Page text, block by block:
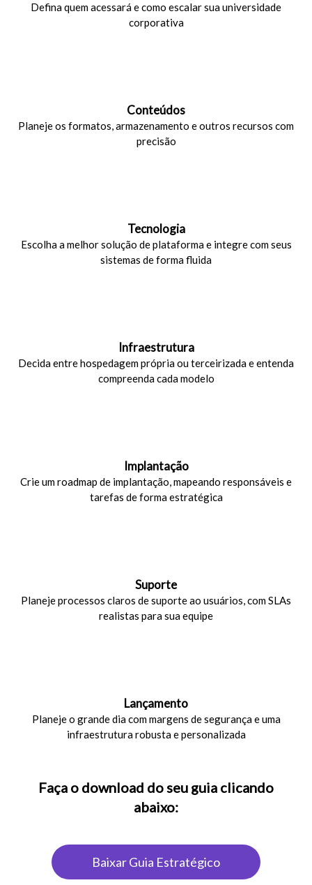
Defina quem acessará e como escalar sua universidade
corporativa
Conteúdos
Planeje os formatos, armazenamento e outros recursos com
precisão
Tecnologia
Escolha a melhor solução de plataforma e integre com seus
sistemas de forma fluida
Infraestrutura
Decida entre hospedagem própria ou terceirizada e entenda
compreenda cada modelo
Implantação
Crie um roadmap de implantação, mapeando responsáveis e
tarefas de forma estratégica
Suporte
Planeje processos claros de suporte ao usuários, com SLAs
realistas para sua equipe
Lançamento
Planeje o grande dia com margens de segurança e uma
infraestrutura robusta e personalizada
Faça o download do seu guia clicando
abaixo:
Baixar Guia Estratégico